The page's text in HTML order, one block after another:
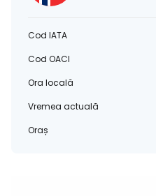
Cod IATA
Cod OACI
Ora locală
Vremea actuală
Oraș